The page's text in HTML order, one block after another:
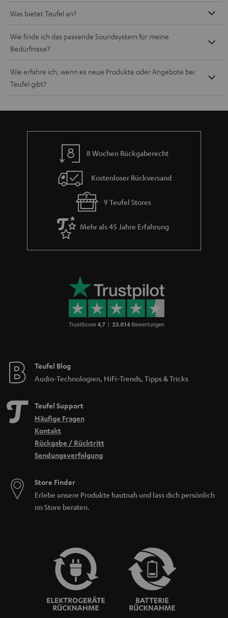
Was bietet Teufel an?
Wie finde ich das passende Soundsystem für meine
Bedürfnisse?
Wie erfahre ich, wenn es neue Produkte oder Angebote bei
Teufel gibt?
8 Wochen Rückgaberecht
Kostenloser Rückversand
9 Teufel Stores
Mehr als 45 Jahre Erfahrung
Teufel Blog
Audio-Technologien, HiFi-Trends, Tipps & Tricks
Teufel Support
Häufige Fragen
Kontakt
Rückgabe / Rücktritt
Sendungsverfolgung
Store Finder
Erlebe unsere Produkte hautnah und lass dich persönlich
im Store beraten.